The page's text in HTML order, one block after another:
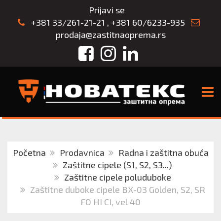
Prijavi se
+381 33/261-21-21 , +381 60/6233-935
prodaja@zastitnaoprema.rs
FacebookInstagram
LinkedIn
Početna Prodavnica
Radna i zaštitna obuća
Zaštitne cipele (S1, S2, S3...)
Zaštitne cipele poluduboke
Zaštitne duboke cipele BX-03 Golden, S2, SR
FO HI CI, vel 40